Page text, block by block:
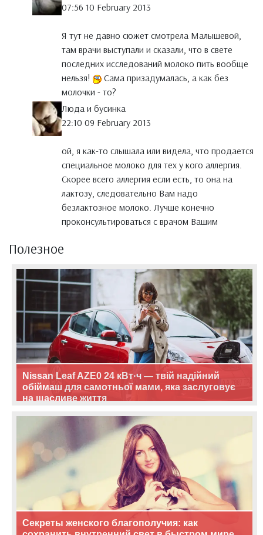
07:56 10 February 2013
Я тут не давно сюжет смотрела Малышевой,
там врачи выступали и сказали, что в свете
последних исследований молоко пить вообще
нельзя!
Сама призадумалась, а как без
молочки - то?
Люда и бусинка
22:10 09 February 2013
ой, я как-то слышала или видела, что продается
специальное молоко для тех у кого аллергия.
Скорее всего аллергия если есть, то она на
лактозу, следовательно Вам надо
безлактозное молоко. Лучше конечно
проконсультироваться с врачом Вашим
Полезное
Nissan Leaf AZE0 24 кВт·ч — твій надійний
обіймаш для самотньої мами, яка заслуговує
на щасливе життя
Секреты женского благополучия: как